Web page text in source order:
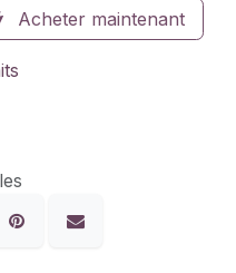
Acheter maintenant